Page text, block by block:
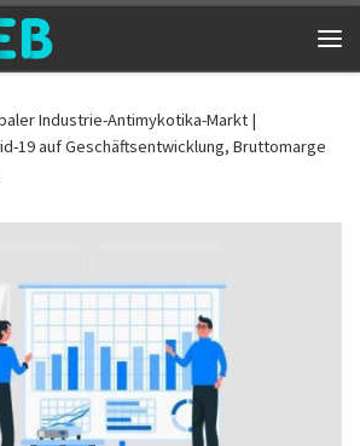
Industrie-Antimykotika-Markt |
19 auf Geschäftsentwicklung, Bruttomarge